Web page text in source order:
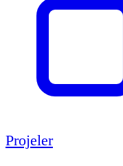
Projeler